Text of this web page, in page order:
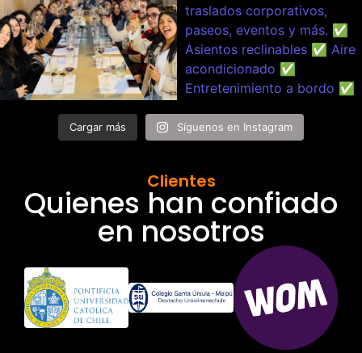
Cargar más Síguenos en Instagram
Clientes
Quienes han confiado
en nosotros